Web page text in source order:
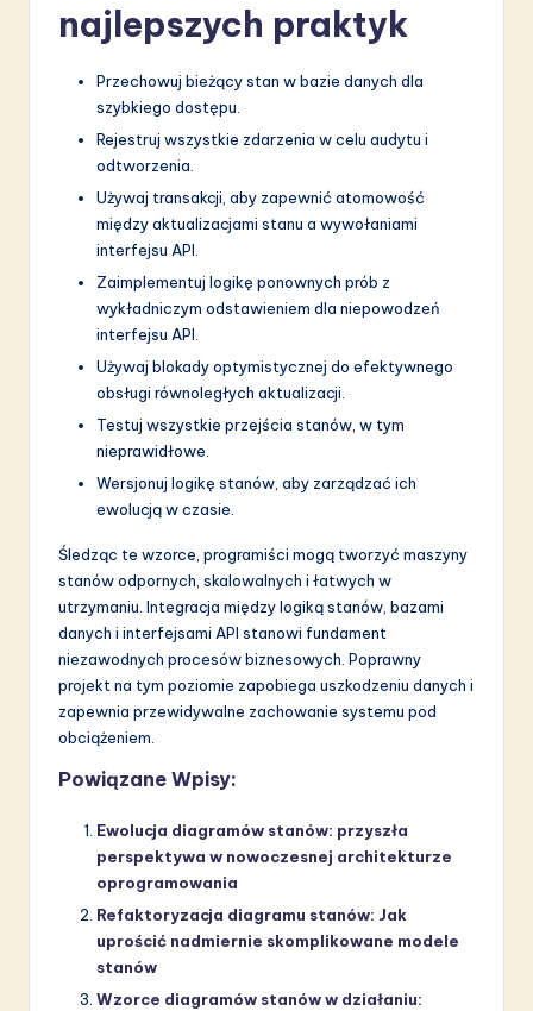
najlepszych praktyk
Przechowuj bieżący stan w bazie danych dla
szybkiego dostępu.
Rejestruj wszystkie zdarzenia w celu audytu i
odtworzenia.
Używaj transakcji, aby zapewnić atomowość
między aktualizacjami stanu a wywołaniami
interfejsu API.
Zaimplementuj logikę ponownych prób z
wykładniczym odstawieniem dla niepowodzeń
interfejsu API.
Używaj blokady optymistycznej do efektywnego
obsługi równoległych aktualizacji.
Testuj wszystkie przejścia stanów, w tym
nieprawidłowe.
Wersjonuj logikę stanów, aby zarządzać ich
ewolucją w czasie.
Śledząc te wzorce, programiści mogą tworzyć maszyny
stanów odpornych, skalowalnych i łatwych w
utrzymaniu. Integracja między logiką stanów, bazami
danych i interfejsami API stanowi fundament
niezawodnych procesów biznesowych. Poprawny
projekt na tym poziomie zapobiega uszkodzeniu danych i
zapewnia przewidywalne zachowanie systemu pod
obciążeniem.
Powiązane Wpisy:
Ewolucja diagramów stanów: przyszła
perspektywa w nowoczesnej architekturze
oprogramowania
Refaktoryzacja diagramu stanów: Jak
uprościć nadmiernie skomplikowane modele
stanów
Wzorce diagramów stanów w działaniu: